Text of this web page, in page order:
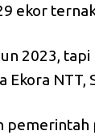
ekor
2023,
Ekora NTT,